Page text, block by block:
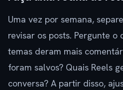
Uma vez por semana,
revisar os posts. Pergunte o
temas deram mais
foram salvos? Quais Reels
conversa? A partir disso,